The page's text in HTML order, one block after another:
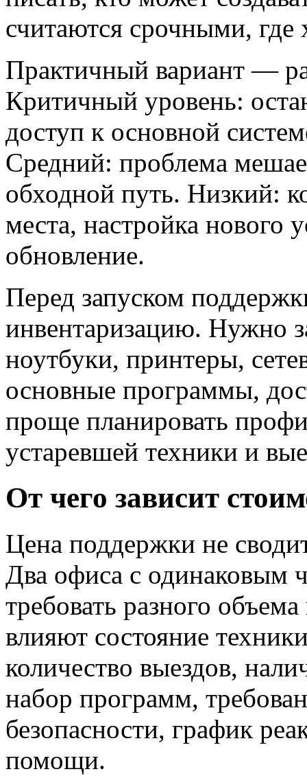
считаются срочными,
Практичный вариант —
Критичный уровень:
доступ к основной
Средний: проблема
обходной путь. Низкий:
места, настройка нового
обновление.
Перед запуском
инвентаризацию. Нужно
ноутбуки, принтеры,
основные программы,
проще планировать
устаревшей техники и
От чего зависит
Цена поддержки не
Два офиса с одинаковым
требовать разного
влияют состояние
количество выездов,
набор программ,
безопасности, график
помощи.